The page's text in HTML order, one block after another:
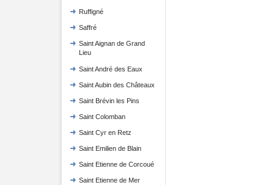
Ruffigné
Saffré
Saint Aignan de Grand
Lieu
Saint André des Eaux
Saint Aubin des Châteaux
Saint Brévin les Pins
Saint Colomban
Saint Cyr en Retz
Saint Emilien de Blain
Saint Etienne de Corcoué
Saint Etienne de Mer